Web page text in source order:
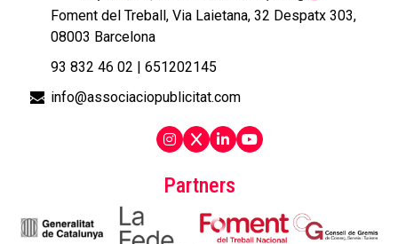
Partners
Foment del Treball, Via Laietana, 32 Despatx 303,
08003 Barcelona
93 832 46 02 | 651202145
info@associaciopublicitat.com